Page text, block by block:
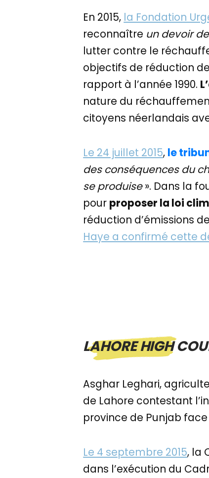
En 2015, la Fondation
reconnaître un devoir
lutter contre le
objectifs de réduction
rapport à l’année 1990.
nature du
citoyens néerlandais
Le 24 juillet 2015, le
des conséquences du
se produise». Dans la
pour proposer la loi
réduction d’émissions
Haye a confirmé cette
LAHORE HIGH
Asghar Leghari,
de Lahore contestant
province de Punjab
Le 4 septembre 2015, la
dans l’exécution du